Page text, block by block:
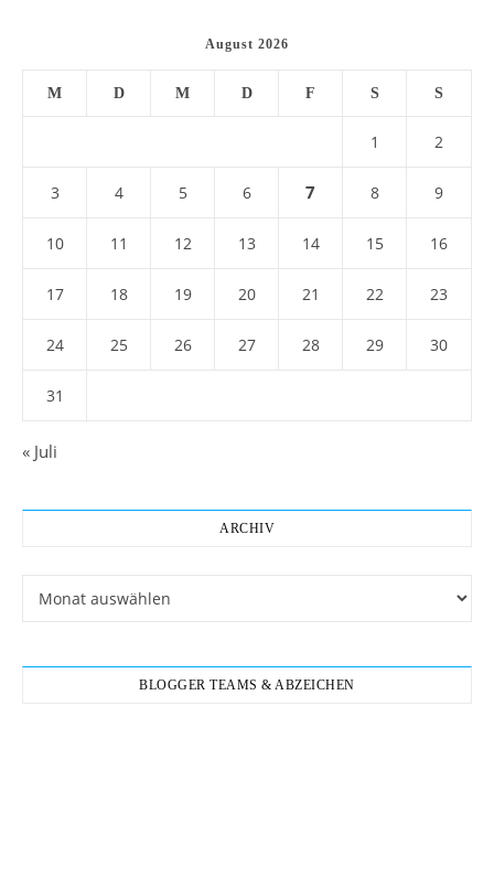
August 2026
M D M D F S S
1 2
3 4 5 6 7 8 9
10 11 12 13 14 15 16
17 18 19 20 21 22 23
24 25 26 27 28 29 30
31
« Juli
ARCHIV
BLOGGER TEAMS & ABZEICHEN